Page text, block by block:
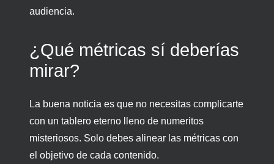
audiencia.
¿Qué métricas sí deberías
mirar?
La buena noticia es que no necesitas complicarte
con un tablero eterno lleno de numeritos
misteriosos. Solo debes alinear las métricas con
el objetivo de cada contenido.